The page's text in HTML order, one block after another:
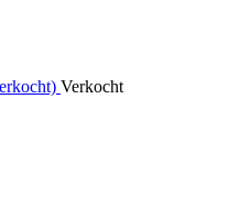
Verkocht